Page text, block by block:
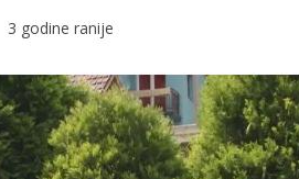
3 godine ranije